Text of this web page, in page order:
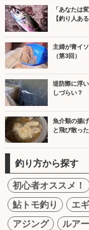
「あなたは
【釣り人あ
主婦が青イ
（第3回）
堤防際に浮
しづらい？
魚介類の揚
と飛び散っ
釣り方から探す
初心者オススメ！
鮎トモ釣り
エ
アジング
ルア